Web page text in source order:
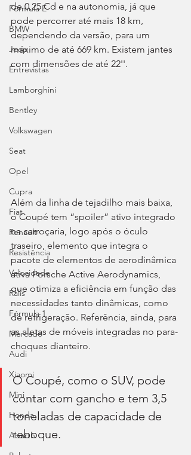
Fórmula E
BMW
Jeep
Entrevistas
Lamborghini
Bentley
Volkswagen
Seat
Opel
Cupra
Fiat
Renault
Resistência
Velocidade
Ralis
Fórmula 1
Mercado
Audi
Xiaomi
Mini
Honda
Abarth
de 0,25 Cd e na autonomia, já que
pode percorrer até mais 18 km,
dependendo da versão, para um
máximo de até 669 km. Existem jantes
com dimensões de até 22''.
Além da linha de tejadilho mais baixa,
o Coupé tem “spoiler” ativo integrado
na carroçaria, logo após o óculo
traseiro, elemento que integra o
pacote de elementos de aerodinâmica
ativa Porsche Active Aerodynamics,
que otimiza a eficiência em função das
necessidades tanto dinâmicas, como
de refrigeração. Referência, ainda, para
as aletas de móveis integradas no para-
choques dianteiro.
O Coupé, como o SUV, pode
contar com gancho e tem 3,5
toneladas de capacidade de
reboque.